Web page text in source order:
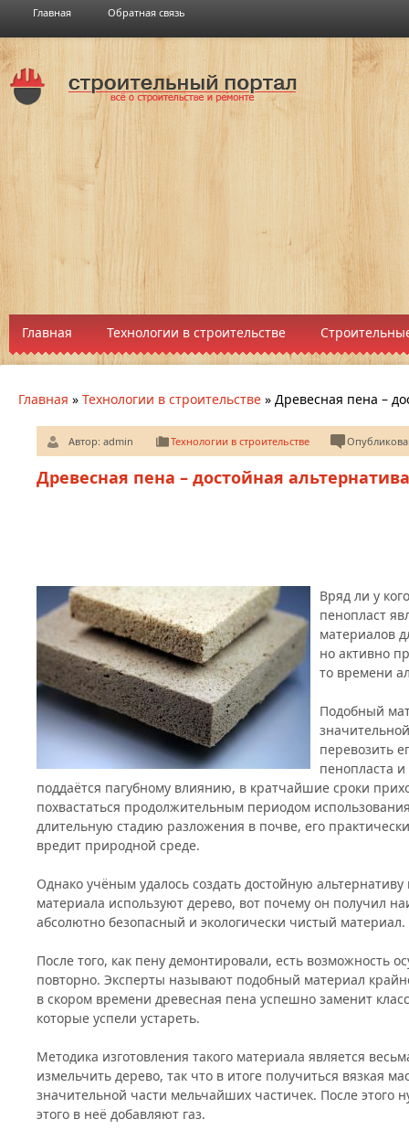
Главная Обратная связь
Главная Технологии в строительстве
Главная » Технологии в строительстве » Древесная пена –
Автор: admin Технологии в строительстве
Древесная пена – достойная
Вряд ли у
пенопласт
материалов
но активно
то времени
Подобный
перевозить
пенопласта
поддаётся пагубному влиянию, в кратчайшие сроки
похвастаться продолжительным периодом
длительную стадию разложения в почве, его
вредит природной среде.
Однако учёным удалось создать достойную
материала используют дерево, вот почему он получил
абсолютно безопасный и экологически чистый материал.
После того, как пену демонтировали, есть возможность
повторно. Эксперты называют подобный материал
в скором времени древесная пена успешно заменит
которые успели устареть.
Методика изготовления такого материала является
измельчить дерево, так что в итоге получиться вязкая
значительной части мельчайших частичек. После этого
этого в неё добавляют газ.